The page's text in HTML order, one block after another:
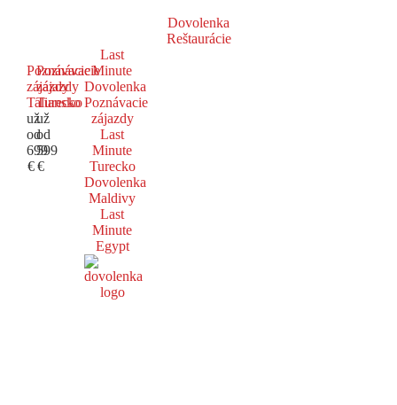
Dovolenka
Reštaurácie
Poznávacie
zájazdy
Taliansko
už
od
699
€
Poznávacie
zájazdy
Turecko
už
od
599
€
Last
Minute
Dovolenka
Poznávacie
zájazdy
Last
Minute
Turecko
Dovolenka
Maldivy
Last
Minute
Egypt